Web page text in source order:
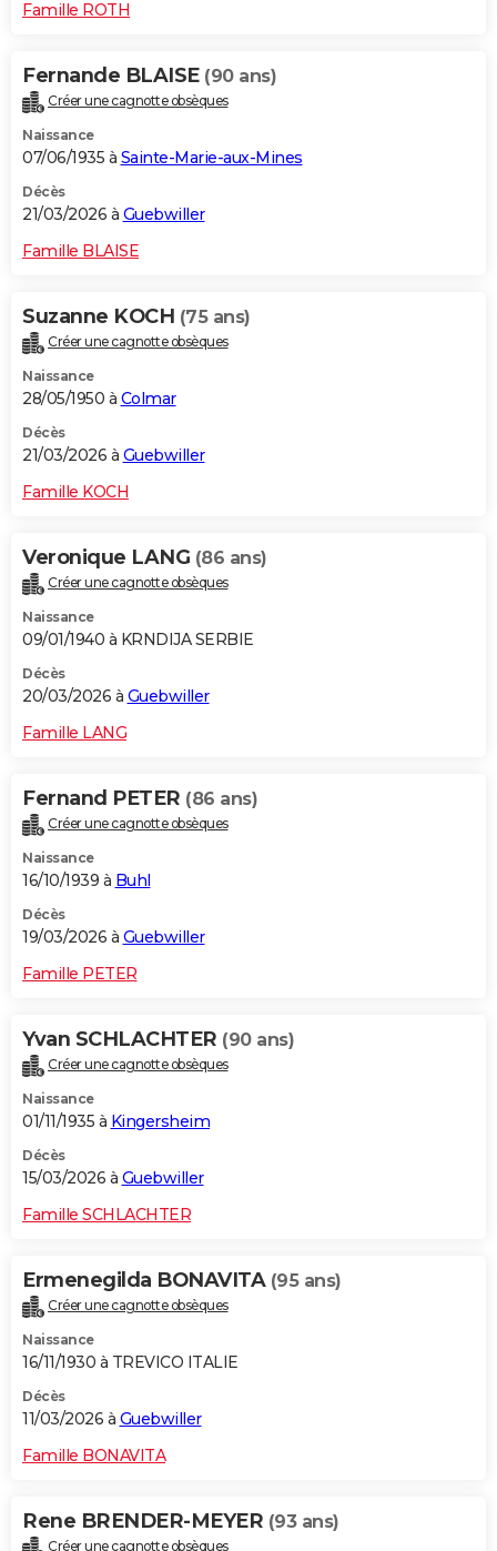
Famille ROTH
Fernande BLAISE (90 ans)
Créer une cagnotte obsèques
Naissance
07/06/1935 à Sainte-Marie-aux-Mines
Décès
21/03/2026 à Guebwiller
Famille BLAISE
Suzanne KOCH (75 ans)
Créer une cagnotte obsèques
Naissance
28/05/1950 à Colmar
Décès
21/03/2026 à Guebwiller
Famille KOCH
Veronique LANG (86 ans)
Créer une cagnotte obsèques
Naissance
09/01/1940 à KRNDIJA SERBIE
Décès
20/03/2026 à Guebwiller
Famille LANG
Fernand PETER (86 ans)
Créer une cagnotte obsèques
Naissance
16/10/1939 à Buhl
Décès
19/03/2026 à Guebwiller
Famille PETER
Yvan SCHLACHTER (90 ans)
Créer une cagnotte obsèques
Naissance
01/11/1935 à Kingersheim
Décès
15/03/2026 à Guebwiller
Famille SCHLACHTER
Ermenegilda BONAVITA (95 ans)
Créer une cagnotte obsèques
Naissance
16/11/1930 à TREVICO ITALIE
Décès
11/03/2026 à Guebwiller
Famille BONAVITA
Rene BRENDER-MEYER (93 ans)
Créer une cagnotte obsèques